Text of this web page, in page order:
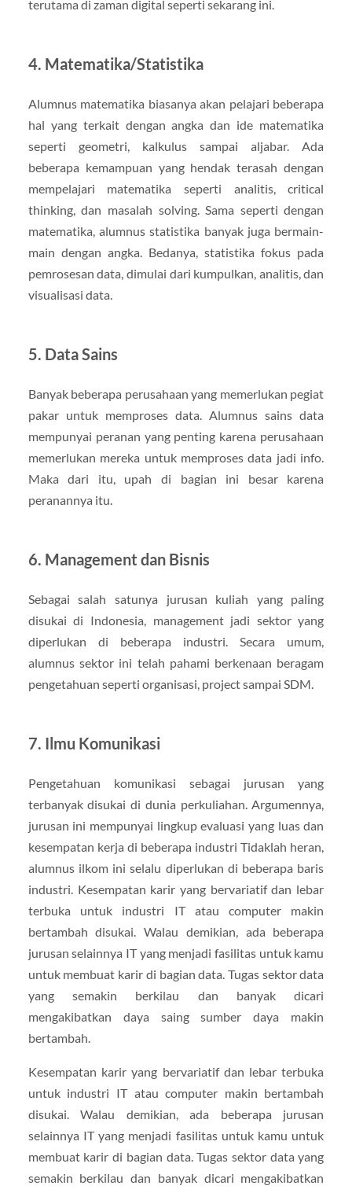
terutama di zaman digital seperti sekarang ini.
4. Matematika/Statistika
Alumnus matematika biasanya akan pelajari beberapa
hal yang terkait dengan angka dan ide matematika
seperti geometri, kalkulus sampai aljabar. Ada
beberapa kemampuan yang hendak terasah dengan
mempelajari matematika seperti analitis, critical
thinking, dan masalah solving. Sama seperti dengan
matematika, alumnus statistika banyak juga bermain-
main dengan angka. Bedanya, statistika fokus pada
pemrosesan data, dimulai dari kumpulkan, analitis, dan
visualisasi data.
5. Data Sains
Banyak beberapa perusahaan yang memerlukan pegiat
pakar untuk memproses data. Alumnus sains data
mempunyai peranan yang penting karena perusahaan
memerlukan mereka untuk memproses data jadi info.
Maka dari itu, upah di bagian ini besar karena
peranannya itu.
6. Management dan Bisnis
Sebagai salah satunya jurusan kuliah yang paling
disukai di Indonesia, management jadi sektor yang
diperlukan di beberapa industri. Secara umum,
alumnus sektor ini telah pahami berkenaan beragam
pengetahuan seperti organisasi, project sampai SDM.
7. Ilmu Komunikasi
Pengetahuan komunikasi sebagai jurusan yang
terbanyak disukai di dunia perkuliahan. Argumennya,
jurusan ini mempunyai lingkup evaluasi yang luas dan
kesempatan kerja di beberapa industri Tidaklah heran,
alumnus ilkom ini selalu diperlukan di beberapa baris
industri. Kesempatan karir yang bervariatif dan lebar
terbuka untuk industri IT atau computer makin
bertambah disukai. Walau demikian, ada beberapa
jurusan selainnya IT yang menjadi fasilitas untuk kamu
untuk membuat karir di bagian data. Tugas sektor data
yang semakin berkilau dan banyak dicari
mengakibatkan daya saing sumber daya makin
bertambah.
Kesempatan karir yang bervariatif dan lebar terbuka
untuk industri IT atau computer makin bertambah
disukai. Walau demikian, ada beberapa jurusan
selainnya IT yang menjadi fasilitas untuk kamu untuk
membuat karir di bagian data. Tugas sektor data yang
semakin berkilau dan banyak dicari mengakibatkan